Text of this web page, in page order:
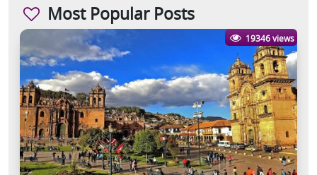
Most Popular Posts
19346 views